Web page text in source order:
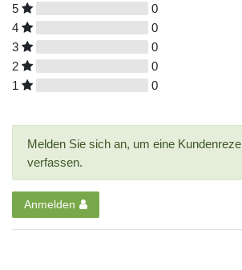
5
0
4
0
3
0
2
0
1
0
Melden Sie sich an, um eine
verfassen.
Anmelden